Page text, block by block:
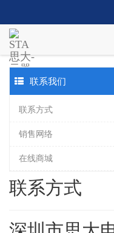
联系我们
联系方式
销售网络
在线商城
联系方式